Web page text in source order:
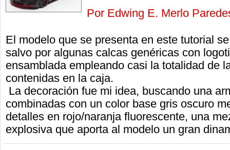
Por Edwing E. Merlo
El modelo que se presenta en este tutorial
salvo por algunas calcas genéricas con
ensamblada empleando casi la totalidad de
contenidas en la caja.
La decoración fue mi idea, buscando una
combinadas con un color base gris oscuro
detalles en rojo/naranja fluorescente, una
explosiva que aporta al modelo un gran